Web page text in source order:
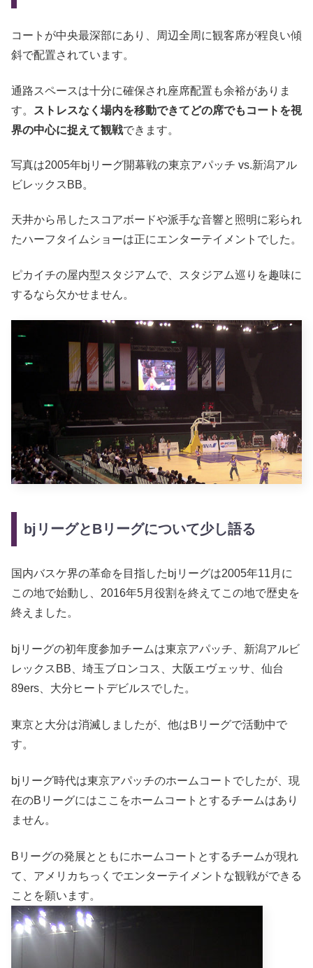
コートが中央最深部にあり、周辺全周に観客席が程良い傾
斜で配置されています。
通路スペースは十分に確保され座席配置も余裕がありま
す。
ストレスなく場内を移動できてどの席でもコートを視
界の中心に捉えて観戦できます。
写真は2005年bjリーグ開幕戦の東京アパッチ vs.新潟アル
ビレックスBB。
天井から吊したスコアボードや派手な音響と照明に彩られ
たハーフタイムショーは正にエンターテイメントでした。
ピカイチの屋内型スタジアムで、スタジアム巡りを趣味に
するなら欠かせません。
bjリーグとBリーグについて少し語る
国内バスケ界の革命を目指したbjリーグは2005年11月に
この地で始動し、2016年5月役割を終えてこの地で歴史を
終えました。
bjリーグの初年度参加チームは東京アパッチ、新潟アルビ
レックスBB、埼玉ブロンコス、大阪エヴェッサ、仙台
89ers、大分ヒートデビルスでした。
東京と大分は消滅しましたが、他はBリーグで活動中で
す。
bjリーグ時代は東京アパッチのホームコートでしたが、現
在のBリーグにはここをホームコートとするチームはあり
ません。
Bリーグの発展とともにホームコートとするチームが現れ
て、アメリカちっくでエンターテイメントな観戦ができる
ことを願います。